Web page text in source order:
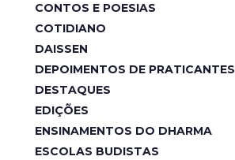
CONTOS E POESIAS
COTIDIANO
DAISSEN
DEPOIMENTOS DE PRATICANTES
DESTAQUES
EDIÇÕES
ENSINAMENTOS DO DHARMA
ESCOLAS BUDISTAS